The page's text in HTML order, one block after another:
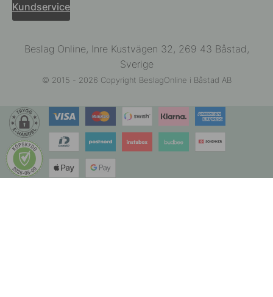
Kundservice
Beslag Online, Inre Kustvägen 32, 269 43 Båstad,
Sverige
© 2015 - 2026 Copyright BeslagOnline i Båstad AB